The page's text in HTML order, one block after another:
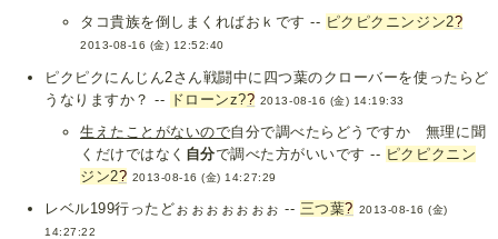
タコ貴族を倒しまくればおｋです -- ピクピクニンジン2?
2013-08-16 (金) 12:52:40
ピクピクにんじん2さん戦闘中に四つ葉のクローバーを使ったらど
うなりますか？ -- ドローンz?? 2013-08-16 (金) 14:19:33
生えたことがないので自分で調べたらどうですか 無理に聞
くだけではなく 自分で調べた方がいいです -- ピクピクニン
ジン2? 2013-08-16 (金) 14:27:29
レベル199行ったどぉぉぉぉぉぉぉ -- 三つ葉? 2013-08-16 (金)
14:27:22